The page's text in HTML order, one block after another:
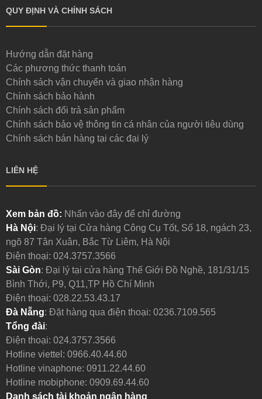
QUY ĐỊNH VÀ CHÍNH SÁCH
Hướng dẫn đặt hàng
Các phương thức thanh toán
Chính sách vận chuyển và giao nhận hàng
Chính sách bảo hành
Chính sách đổi trả sản phẩm
Chính sách bảo vệ thông tin cá nhân của người tiêu dùng
Chính sách bán hàng tại các đại lý
LIÊN HỆ
Xem bản đồ: Nhấn vào đây để chỉ đường
Hà Nội: Đại lý tại Cửa hàng Công Cụ Tốt, Số 18, ngách 23,
ngõ 87 Tân Xuân, Bắc Từ Liêm, Hà Nội
Điện thoại: 024.3757.3566
Sài Gòn: Đại lý tại cửa hàng Thế Giới Đồ Nghề, 181/31/15
Bình Thới, P9, Q11,TP Hồ Chí Minh
Điện thoại: 028.22.53.43.17
Đà Nẵng: Đặt hàng qua điện thoại: 0236.7109.565
Tổng đài:
Điện thoại: 024.3757.3566
Hotline viettel: 0966.40.44.60
Hotline vinaphone: 0911.22.44.60
Hotline mobiphone: 0909.69.44.60
Danh sách tài khoản ngân hàng